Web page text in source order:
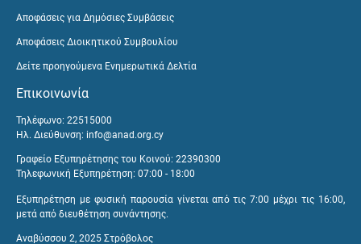
Αποφάσεις για Δημόσιες Συμβάσεις
Αποφάσεις Διοικητικού Συμβουλίου
Δείτε προηγούμενα Ενημερωτικά Δελτία
Επικοινωνία
Τηλέφωνο: 22515000
Ηλ. Διεύθυνση: info@anad.org.cy
Γραφείο Εξυπηρέτησης του Κοινού: 22390300
Τηλεφωνική Εξυπηρέτηση: 07:00 - 18:00
Εξυπηρέτηση με φυσική παρουσία γίνεται από τις 7:00 μέχρι τις 16:00,
μετά από διευθέτηση συνάντησης.
Αναβύσσου 2, 2025 Στρόβολος